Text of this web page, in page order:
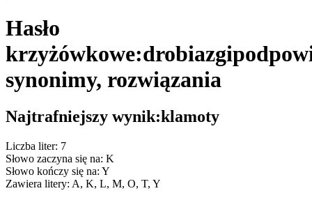
Hasło
krzyżówkowe:drobiazgi
synonimy, rozwiązania
Najtrafniejszy wynik:klamoty
Liczba liter: 7
Słowo zaczyna się na: K
Słowo kończy się na: Y
Zawiera litery: A, K, L, M, O, T, Y